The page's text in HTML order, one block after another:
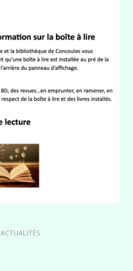
ACTUALITÉS